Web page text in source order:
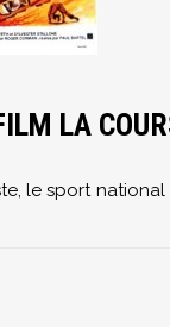
LA
le sport